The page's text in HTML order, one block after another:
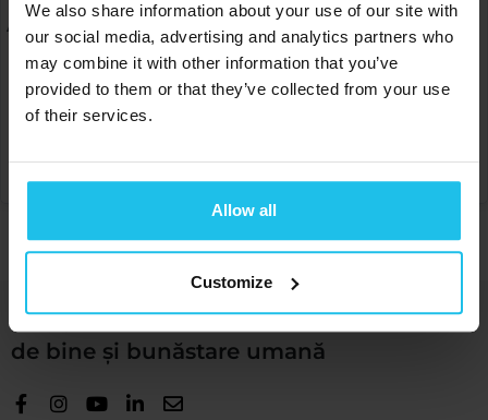
We also share information about your use of our site with
our social media, advertising and analytics partners who
may combine it with other information that you’ve
provided to them or that they’ve collected from your use
of their services.
Allow all
Customize
Alegerea superconștientă a
clientului
€150.00
Vindecarea spirituală și
emoțională în tratamentul
cu biofeedback
€150.00
Soluții energetice pentru starea optimă
de bine și bunăstare umană